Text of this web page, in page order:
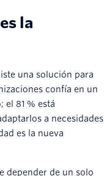
la
una solución para
confía en un
el 81 % está
a necesidades
es la nueva
depender de un solo